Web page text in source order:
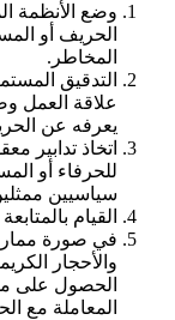
وضع الأنظمة
الحريف أو
المخاطر.
التدقيق
علاقة العمل
يعرفه عن
اتخاذ تدابير
للحرفاء أو
سياسيين
القيام
في صورة
والأحجار
الحصول على
المعاملة مع